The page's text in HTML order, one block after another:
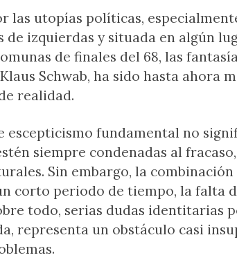
las utopías políticas,
de izquierdas y situada en algún
de finales del 68, las
Schwab, ha sido hasta ahora
realidad.
escepticismo fundamental no
siempre condenadas al
Sin embargo, la
corto periodo de tiempo, la falta
todo, serias dudas identitarias
representa un obstáculo casi